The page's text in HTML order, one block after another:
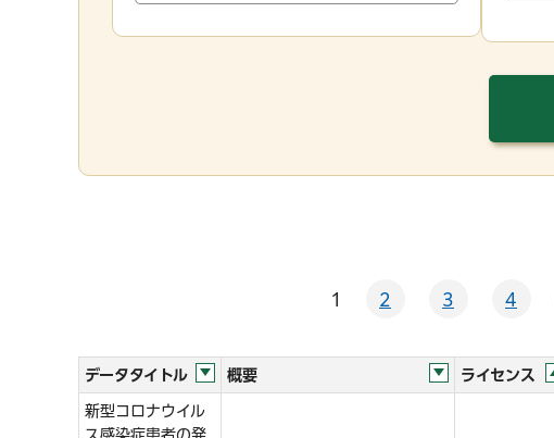
1 2 3 4
データタイトル 概要 ライセンス
新型コロナウイル
ス感染症患者の発